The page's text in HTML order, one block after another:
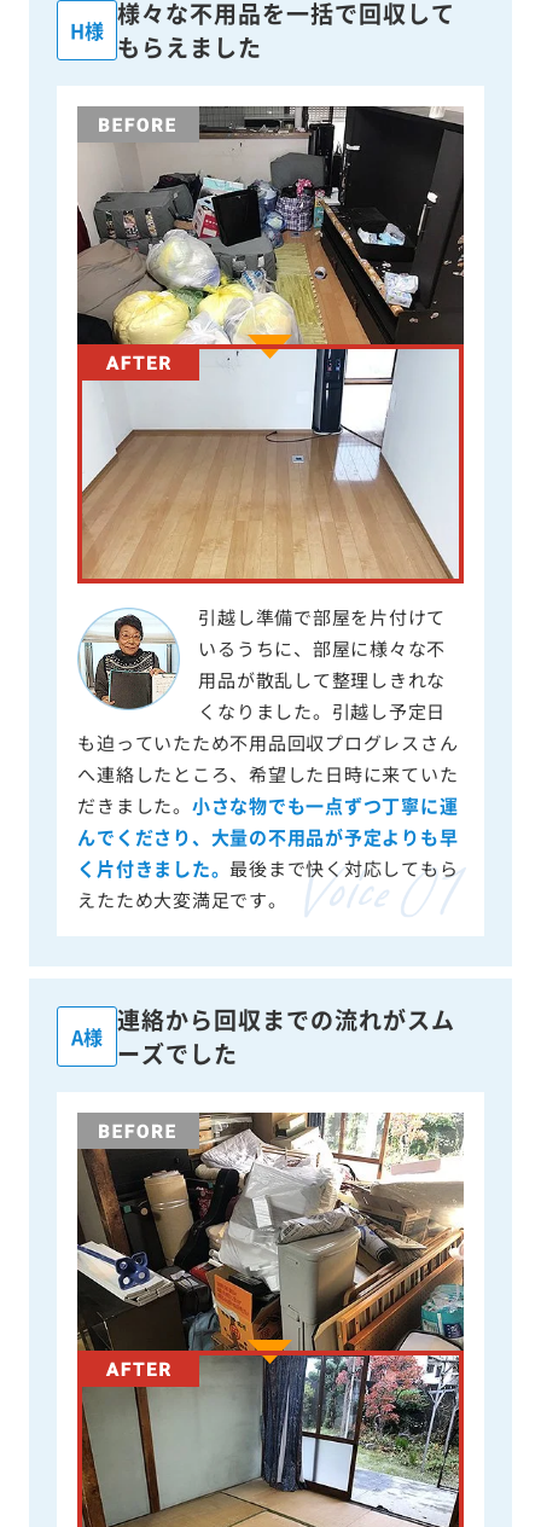
H様
様々な不用品を一括で回収して
もらえました
引越し準備で部屋を片付けて
いるうちに、部屋に様々な不
用品が散乱して整理しきれな
くなりました。引越し予定日
も迫っていたため不用品回収プログレスさん
へ連絡したところ、希望した日時に来ていた
だきました。 小さな物でも一点ずつ丁寧に運
んでくださり、大量の不用品が予定よりも早
く片付きました。 最後まで快く対応してもら
えたため大変満足です。
A様
連絡から回収までの流れがスム
ーズでした